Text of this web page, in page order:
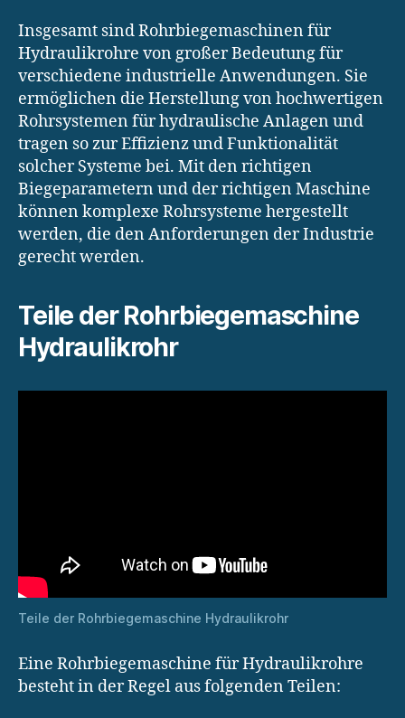
Insgesamt sind Rohrbiegemaschinen für
Hydraulikrohre von großer Bedeutung für
verschiedene industrielle Anwendungen. Sie
ermöglichen die Herstellung von hochwertigen
Rohrsystemen für hydraulische Anlagen und
tragen so zur Effizienz und Funktionalität
solcher Systeme bei. Mit den richtigen
Biegeparametern und der richtigen Maschine
können komplexe Rohrsysteme hergestellt
werden, die den Anforderungen der Industrie
gerecht werden.
Teile der Rohrbiegemaschine
Hydraulikrohr
Teile der Rohrbiegemaschine Hydraulikrohr
Eine Rohrbiegemaschine für Hydraulikrohre
besteht in der Regel aus folgenden Teilen: